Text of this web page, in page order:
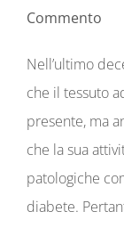
Commento
Nell’ultimo
che il tessuto
presente, ma
che la sua
patologiche
diabete.